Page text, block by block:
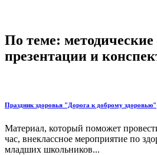
По теме: методические
презентации и
Праздник здоровья "Дорога к доброму здоровью"
Материал, который поможет
час, внеклассное мероприятие по
младших школьников...